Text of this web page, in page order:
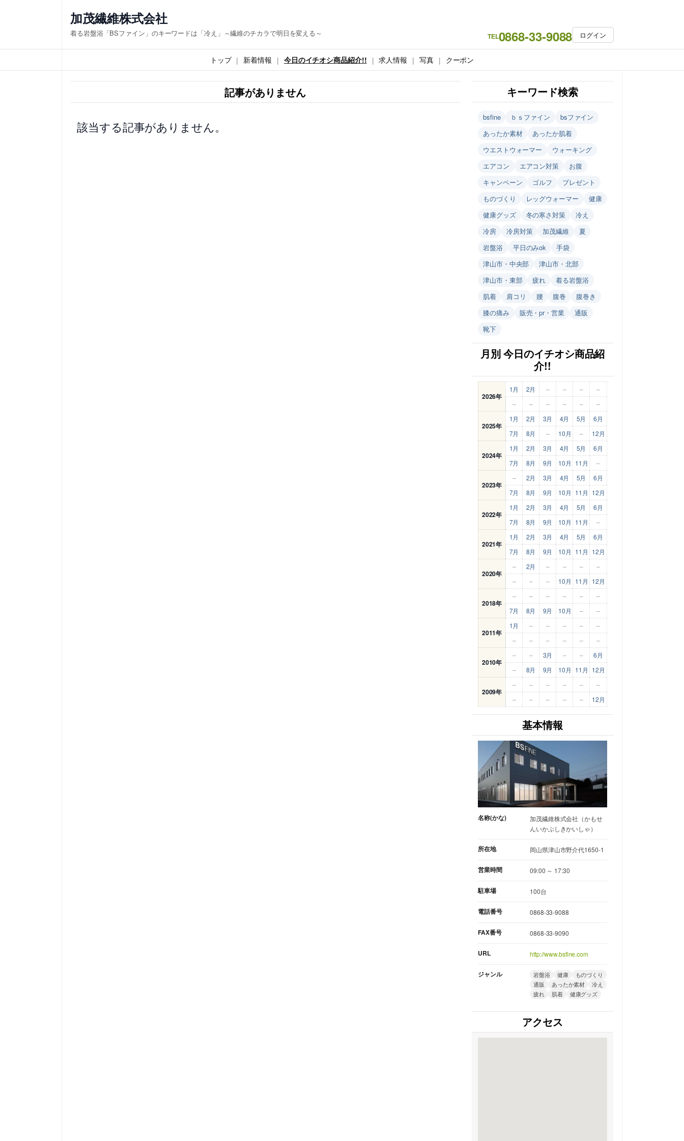
ス
キ
加茂繊維株式会社
着る岩盤浴「BSファイン」のキーワードは「冷え」～繊維のチカラで明日を変える～ TEL0868-33-9088 ログイン
トップ 新着情報 今日のイチオシ商品紹介!! 求人情報 写真 クーポン
記事がありません
該当する記事がありません。
キーワード検索
bsfine ｂｓファイン
bsファイン
あったか素材
あったか肌着
ウエストウォーマー
ウォーキング
エアコン
エアコン対策
お腹
キャンペーン
ゴルフ
プレゼント
ものづくり
レッグウォーマー
健康
健康グッズ
冬の寒さ対策
冷え
冷房
冷房対策 加茂繊維
夏
岩盤浴
平日のみok
手袋
津山市・中央部
津山市・北部
津山市・東部
疲れ
着る岩盤浴
肌着
肩コリ 腰 腹巻
腹巻き
膝の痛み
販売・pr・営業
通販
靴下
月別 今日のイチオシ商品紹
介!!
2026年
1月 2月 – – –
–
–
– – – – –
2025年
1月 2月 3月 4月 5月
6月
7月
8月 – 10月 – 12月
2024年
1月 2月 3月 4月 5月
6月
7月
8月 9月 10月 11月 –
2023年
– 2月 3月 4月 5月
6月
7月
8月 9月 10月 11月 12月
2022年
1月 2月 3月 4月 5月
6月
7月
8月 9月 10月 11月 –
2021年
1月 2月 3月 4月 5月
6月
7月
8月 9月 10月 11月 12月
2020年
– 2月 – – –
–
–
– – 10月 11月 12月
2018年
– – – – –
–
7月
8月 9月 10月 – –
2011年
1月 – – – –
–
–
– – – – –
2010年
– – 3月 – –
6月
–
8月 9月 10月 11月 12月
2009年
– – – – –
–
–
– – – – 12月
基本情報
名称(かな)
加茂繊維株式会社（かもせ
んいかぶしきかいしゃ）
所在地 岡山県津山市野介代1650-1
営業時間 09:00 ～ 17:30
駐車場 100台
電話番号 0868-33-9088
FAX番号 0868-33-9090
URL http://www.bsfine.com
ジャンル 岩盤浴 健康
ものづくり
通販
あったか素材
冷え
疲れ
肌着 健康グッズ
アクセス